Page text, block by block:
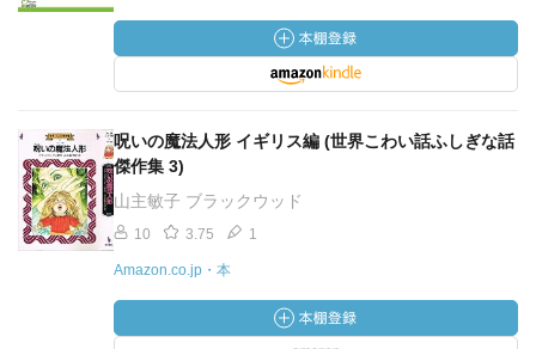
呪いの魔法人形 イギリス編 (世界こわい話ふしぎな話
傑作集 3)
山主敏子 ブラックウッド
10 3.75 1
Amazon.co.jp・本